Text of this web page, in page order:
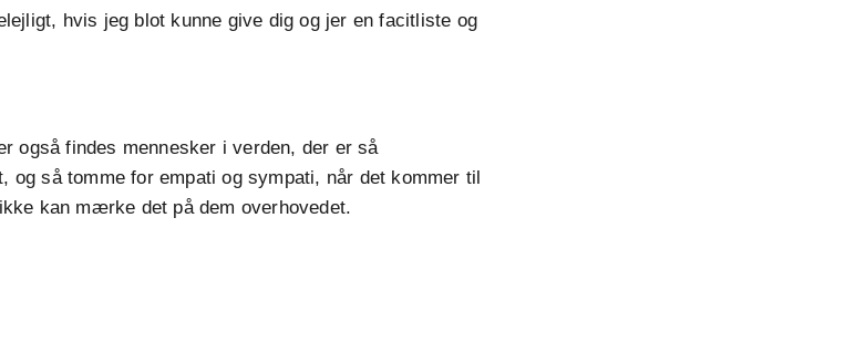
hvis jeg blot kunne give dig og jer en facitliste og
også findes mennesker i verden, der er så
og så tomme for empati og sympati, når det kommer til
kan mærke det på dem overhovedet.